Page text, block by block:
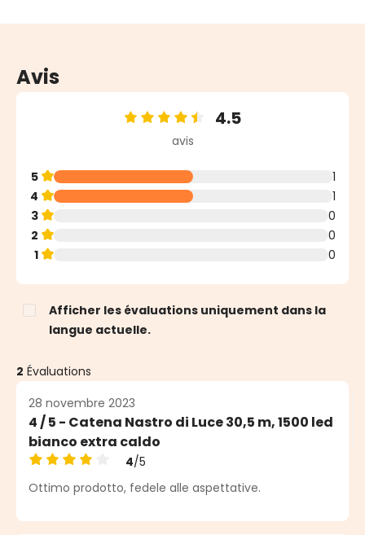
Avis
Note moyenne de 4.5 sur 5 étoiles
4.5
avis
5
1
4
1
3
0
2
0
1
0
Afficher les évaluations uniquement dans la
langue actuelle.
2 Évaluations
28 novembre 2023
4 / 5 - Catena Nastro di Luce 30,5 m, 1500 led
bianco extra caldo
Note moyenne de 4 sur 5 étoiles
4/5
Ottimo prodotto, fedele alle aspettative.